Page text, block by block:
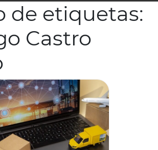
de etiquetas:
Castro